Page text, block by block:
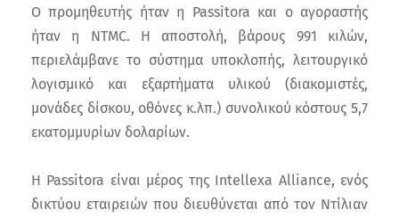
Ο προμηθευτής ήταν η Passitora και ο αγοραστής
ήταν η NTMC. Η αποστολή, βάρους 991 κιλών,
περιελάμβανε το σύστημα υποκλοπής, λειτουργικό
λογισμικό και εξαρτήματα υλικού (διακομιστές,
μονάδες δίσκου, οθόνες κ.λπ.) συνολικού κόστους 5,7
εκατομμυρίων δολαρίων.
Η Passitora είναι μέρος της Intellexa Alliance, ενός
δικτύου εταιρειών που διευθύνεται από τον Ντίλιαν